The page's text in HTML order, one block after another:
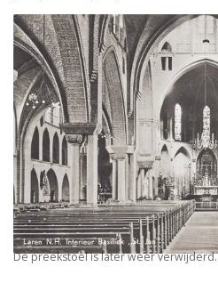
De preekstoel is later weer verwijderd.